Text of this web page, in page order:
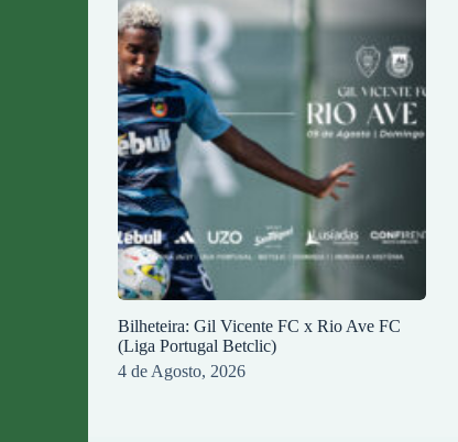
Bilheteira: Gil Vicente FC x Rio Ave FC
(Liga Portugal Betclic)
4 de Agosto, 2026